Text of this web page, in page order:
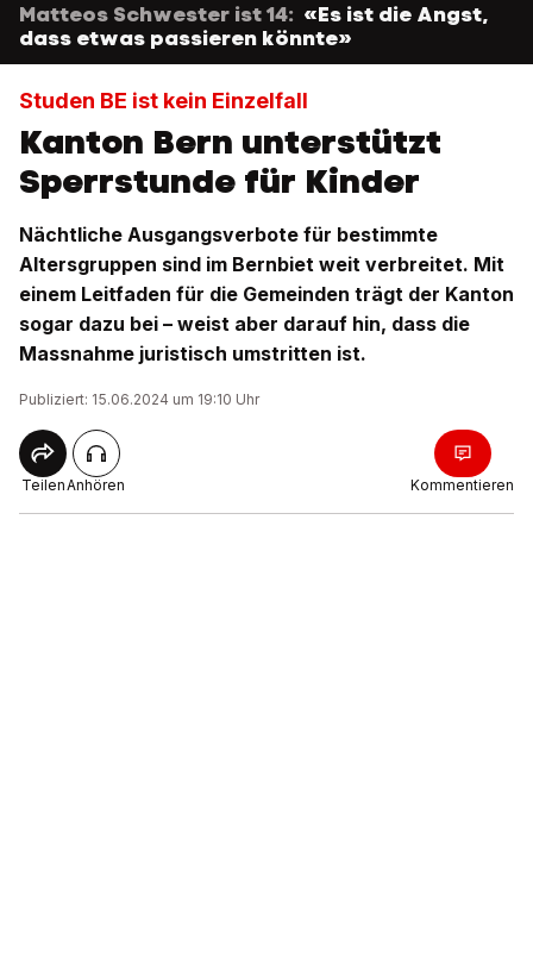
Matteos Schwester ist 14: «Es ist die Angst,
dass etwas passieren könnte»
Studen BE ist kein Einzelfall
Kanton Bern unterstützt
Sperrstunde für Kinder
Nächtliche Ausgangsverbote für bestimmte
Altersgruppen sind im Bernbiet weit verbreitet. Mit
einem Leitfaden für die Gemeinden trägt der Kanton
sogar dazu bei – weist aber darauf hin, dass die
Massnahme juristisch umstritten ist.
Publiziert: 15.06.2024 um 19:10 Uhr
TeilenAnhören Kommentieren